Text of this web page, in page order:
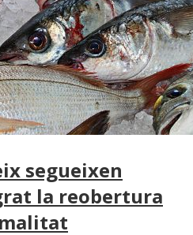
segueixen
la reobertura